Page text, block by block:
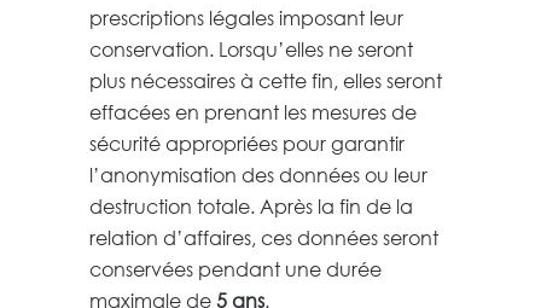
prescriptions légales imposant leur
conservation. Lorsqu’elles ne seront
plus nécessaires à cette fin, elles seront
effacées en prenant les mesures de
sécurité appropriées pour garantir
l’anonymisation des données ou leur
destruction totale. Après la fin de la
relation d’affaires, ces données seront
conservées pendant une durée
maximale de5 ans.